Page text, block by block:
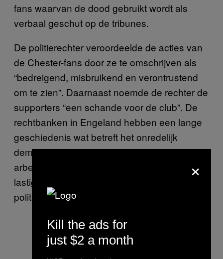
fans waarvan de dood gebruikt wordt als
verbaal geschut op de tribunes.
De politierechter veroordeelde de acties van
de Chester-fans door ze te omschrijven als
“bedreigend, misbruikend en verontrustend
om te zien”. Daarnaast noemde de rechter de
supporters “een schande voor de club”. De
rechtbanken in Engeland hebben een lange
geschiedenis wat betreft het onredelijk
demoniseren van voetbalsupporters uit de
arbeidersklasse, maar in dit geval was het
lastig om het niet eens te zijn met de
politierechter.
×
Kill the ads for
just $2 a month